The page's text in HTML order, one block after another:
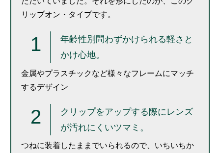
リップオン・タイプです。
年齢性別問わずかけられる軽さと
かけ心地。
金属やプラスチックなど様々なフレームにマッチ
するデザイン
クリップをアップする際にレンズ
が汚れにくいツマミ。
つねに装着したままでいられるので、いちいちか